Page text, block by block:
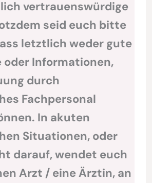
vertrauenswürdige
seid euch bitte
letztlich weder gute
oder Informationen,
durch
Fachpersonal
In akuten
Situationen, oder
darauf, wendet euch
Arzt / eine Ärztin, an